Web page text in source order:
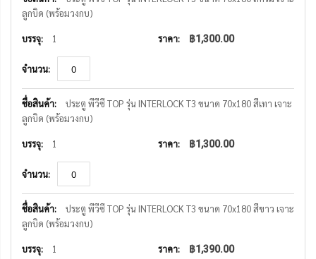
กลุ่ม
ลูกบิด (พร้อมวงกบ)
1 ฿1,300.00
ประตู พีวีซี TOP รุ่น INTERLOCK T3 ขนาด 70x180 สีเทา เจาะ
ลูกบิด (พร้อมวงกบ)
1 ฿1,300.00
ประตู พีวีซี TOP รุ่น INTERLOCK T3 ขนาด 70x180 สีขาว เจาะ
ลูกบิด (พร้อมวงกบ)
1 ฿1,390.00